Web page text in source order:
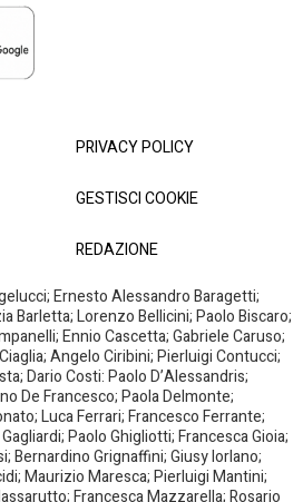
PRIVACY POLICY
GESTISCI COOKIE
REDAZIONE
Ernesto Alessandro Baragetti;
Barletta; Lorenzo Bellicini; Paolo Biscaro;
Ennio Cascetta; Gabriele Caruso;
Angelo Ciribini; Pierluigi Contucci;
Dario Costi: Paolo D’Alessandris;
De Francesco; Paola Delmonte;
Luca Ferrari; Francesco Ferrante;
Paolo Ghigliotti; Francesca Gioia;
Bernardino Grignaffini; Giusy Iorlano;
Maurizio Maresca; Pierluigi Mantini;
Francesca Mazzarella; Rosario